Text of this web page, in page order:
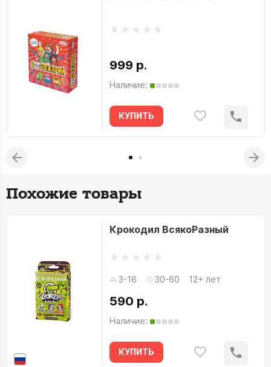
999 р.
Наличие:
КУПИТЬ
Похожие товары
Крокодил ВсякоРазный
3-16 30-60 12+ лет
590 р.
Наличие:
КУПИТЬ